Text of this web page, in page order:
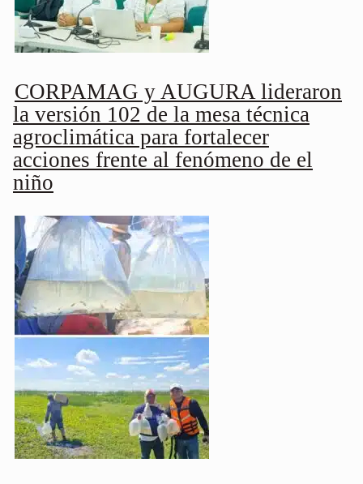
CORPAMAG y AUGURA lideraron
la versión 102 de la mesa técnica
agroclimática para fortalecer
acciones frente al fenómeno de el
niño